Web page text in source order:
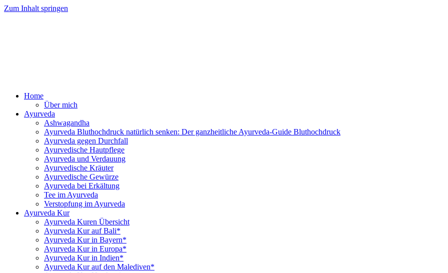
Zum Inhalt springen
Home
Über mich
Ayurveda
Ashwagandha
Ayurveda Bluthochdruck natürlich senken: Der ganzheitliche Ayurveda-Guide Bluthochdruck
Ayurveda gegen Durchfall
Ayurvedische Hautpflege
Ayurveda und Verdauung
Ayurvedische Kräuter
Ayurvedische Gewürze
Ayurveda bei Erkältung
Tee im Ayurveda
Verstopfung im Ayurveda
Ayurveda Kur
Ayurveda Kuren Übersicht
Ayurveda Kur auf Bali*
Ayurveda Kur in Bayern*
Ayurveda Kur in Europa*
Ayurveda Kur in Indien*
Ayurveda Kur auf den Malediven*